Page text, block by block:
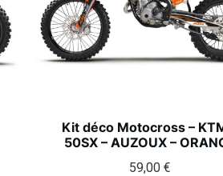
Kit déco Motocross –
50SX – AUZOUX –
59,00 €